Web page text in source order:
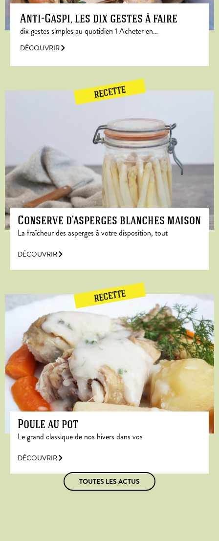
Anti-Gaspi, les dix gestes à faire
dix gestes simples au quotidien 1 Acheter en…
DÉCOUVRIR
RECETTE
Conserve d’asperges blanches maison
La fraîcheur des asperges à votre disposition, tout
DÉCOUVRIR
RECETTE
Poule au pot
Le grand classique de nos hivers dans vos
DÉCOUVRIR
TOUTES LES ACTUS